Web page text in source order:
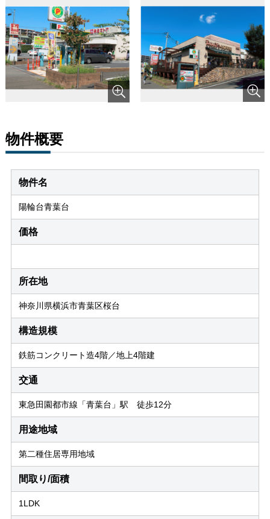
物件概要
物件名
陽輪台青葉台
価格
所在地
神奈川県横浜市青葉区桜台
構造規模
鉄筋コンクリート造4階／地上4階建
交通
東急田園都市線「青葉台」駅 徒歩12分
用途地域
第二種住居専用地域
間取り/面積
1LDK